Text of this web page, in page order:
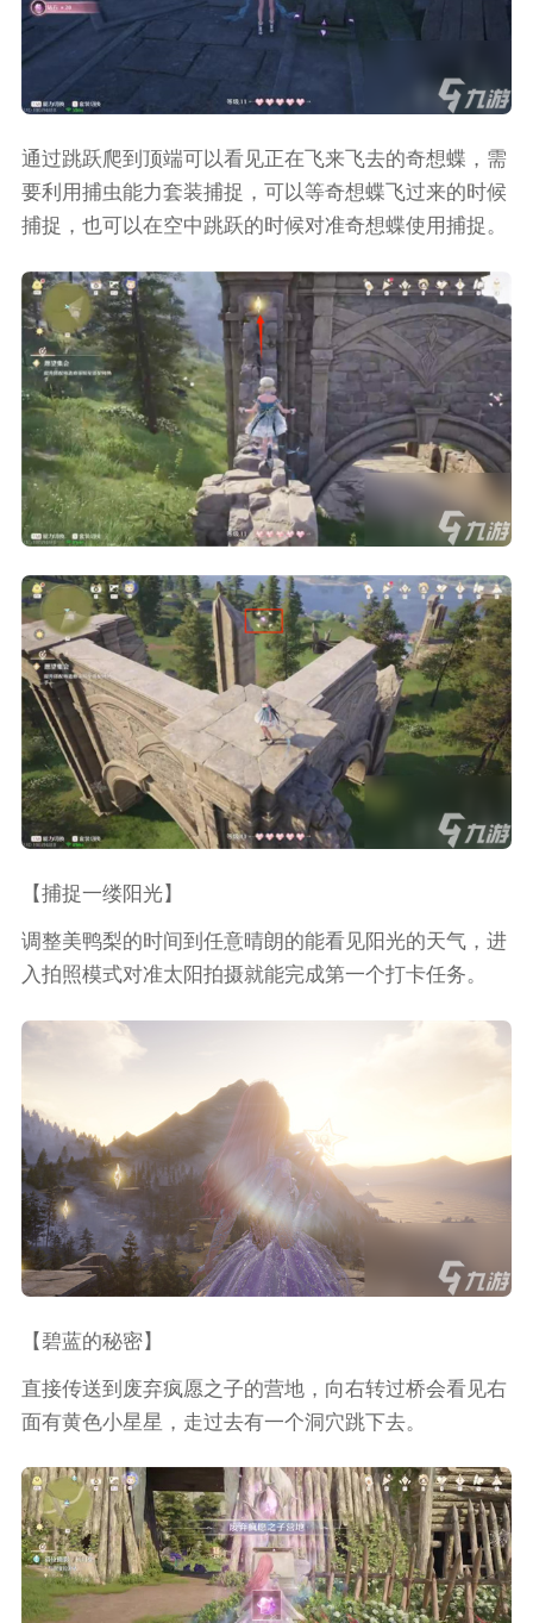
通过跳跃爬到顶端可以看见正在飞来飞去的奇想蝶，需
要利用捕虫能力套装捕捉，可以等奇想蝶飞过来的时候
捕捉，也可以在空中跳跃的时候对准奇想蝶使用捕捉。
【捕捉一缕阳光】
调整美鸭梨的时间到任意晴朗的能看见阳光的天气，进
入拍照模式对准太阳拍摄就能完成第一个打卡任务。
【碧蓝的秘密】
直接传送到废弃疯愿之子的营地，向右转过桥会看见右
面有黄色小星星，走过去有一个洞穴跳下去。